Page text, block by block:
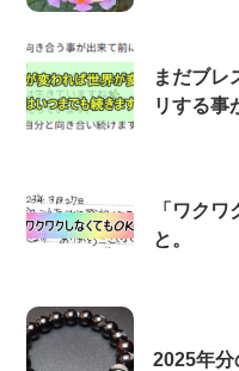
まだブレ
リする
「ワク
と。
2025年